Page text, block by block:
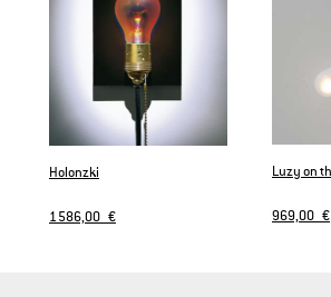
Holonzki
1 586,00 €
Luzy on
969,00 €